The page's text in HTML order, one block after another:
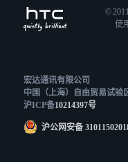
©
使
宏达通讯有限公司
中国（上海）自由贸易试验
沪ICP备10214397号
沪公网安备